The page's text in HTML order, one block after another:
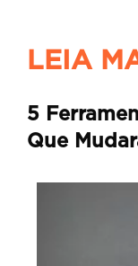
LEIA
5
Que